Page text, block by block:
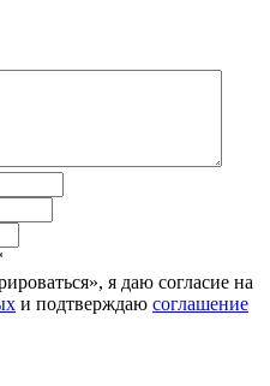
я даю согласие на
и подтверждаю соглашение